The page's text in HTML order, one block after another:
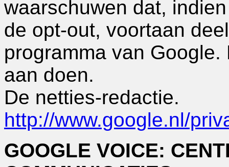
waarschuwen dat,
de opt-out, voortaan
programma van
aan doen.
De netties-redactie.
http://www.google.nl/
GOOGLE VOICE: